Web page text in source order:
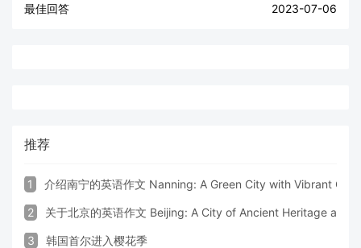
最佳回答 2023-07-06
推荐
1 介绍南宁的英语作文 Nanning: A Green City with Vibrant
2 关于北京的英语作文 Beijing: A City of Ancient Heritage and
3 韩国首尔进入樱花季